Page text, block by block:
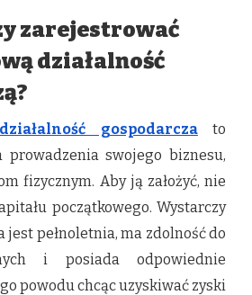
zarejestrować
działalność
gospodarczato
prowadzenia swojego biznesu,
fizycznym. Aby ją założyć, nie
początkowego. Wystarczy
jest pełnoletnia, ma zdolność do
i posiada odpowiednie
powodu chcąc uzyskiwać zyski